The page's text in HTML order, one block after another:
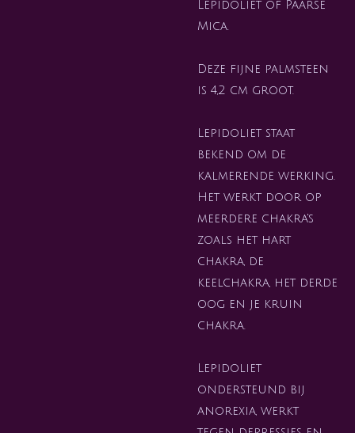
Lepidoliet of Paarse
Mica.
Deze fijne palmsteen
is 4,2 cm groot.
Lepidoliet staat
bekend om de
kalmerende werking.
Het werkt door op
meerdere chakra's
zoals het hart
chakra, de
keelchakra, het derde
oog en je kruin
chakra.
Lepidoliet
ondersteund bij
anorexia, werkt